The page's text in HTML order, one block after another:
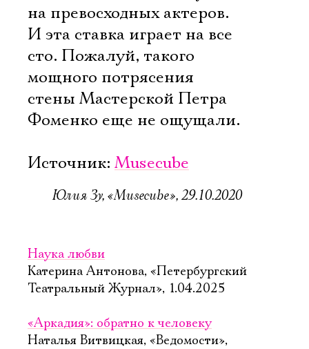
на превосходных актеров.
И эта ставка играет на все
сто. Пожалуй, такого
мощного потрясения
стены Мастерской Петра
Фоменко еще не ощущали.
Источник: Musecube
Юлия Зу, «Musecube», 29.10.2020
Наука любви
Катерина Антонова, «Петербургский
Театральный Журнал», 1.04.2025
«Аркадия»: обратно к человеку
Наталья Витвицкая, «Ведомости»,